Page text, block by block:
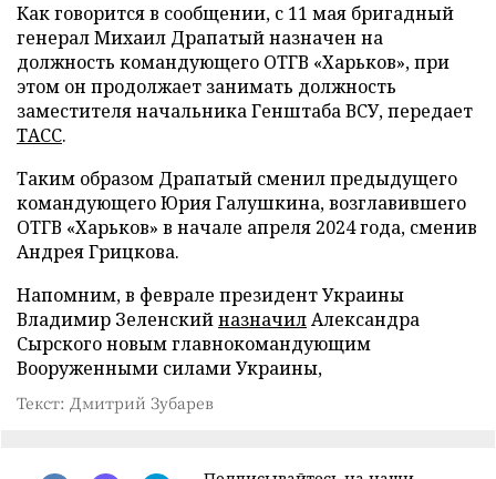
Как говорится в сообщении, с 11 мая бригадный
генерал Михаил Драпатый назначен на
должность командующего ОТГВ «Харьков», при
этом он продолжает занимать должность
заместителя начальника Генштаба ВСУ, передает
ТАСС.
Таким образом Драпатый сменил предыдущего
командующего Юрия Галушкина, возглавившего
ОТГВ «Харьков» в начале апреля 2024 года, сменив
Андрея Грицкова.
Напомним, в феврале президент Украины
Владимир ЗеленскийназначилАлександра
Сырского новым главнокомандующим
Вооруженными силами Украины,
Текст: Дмитрий Зубарев